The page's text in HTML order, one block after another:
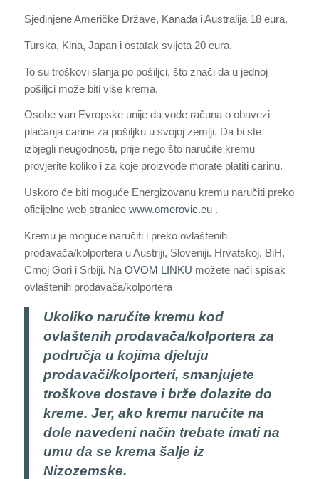
Sjedinjene Američke Države, Kanada i Australija 18 eura.
Turska, Kina, Japan i ostatak svijeta 20 eura.
To su troškovi slanja po pošiljci, što znači da u jednoj
pošiljci može biti više krema.
Osobe van Evropske unije da vode računa o obavezi
plaćanja carine za pošiljku u svojoj zemlji. Da bi ste
izbjegli neugodnosti, prije nego što naručite kremu
provjerite koliko i za koje proizvode morate platiti carinu.
Uskoro će biti moguće Energizovanu kremu naručiti preko
oficijelne web stranice www.omerovic.eu.
Kremu je moguće naručiti i preko ovlaštenih
prodavača/kolportera u Austriji, Sloveniji. Hrvatskoj, BiH,
Crnoj Gori i Srbiji. Na OVOM LINKU možete naći spisak
ovlaštenih prodavača/kolportera
Ukoliko naručite kremu kod
ovlaštenih prodavača/kolportera za
područja u kojima djeluju
prodavači/kolporteri, smanjujete
troškove dostave i brže dolazite do
kreme. Jer, ako kremu naručite na
dole navedeni način trebate imati na
umu da se krema šalje iz
Nizozemske.